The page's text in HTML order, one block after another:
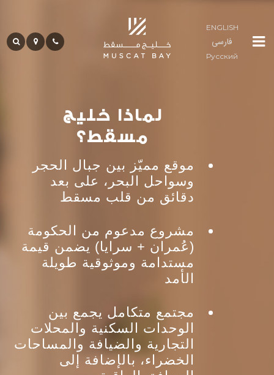
ENGLISH
فارسی
Русский
لوما
ريزيدنسز
لماذا خليج
مسقط؟
موقع مميّز بين جبال الحجر
وسواحل البحر، على بعد
دقائق من قلب مسقط
مشروع مدعوم من الحكومة
(عُمران + سرايا) يضمن قيمة
مستدامة وموثوقية طويلة
الأمد
مجتمع متكامل يجمع بين
الوحدات السكنية والمحلات
التجارية والضيافة والمساحات
الخضراء، بالإضافة إلى